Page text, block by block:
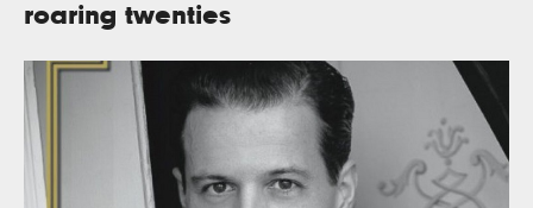
roaring twenties